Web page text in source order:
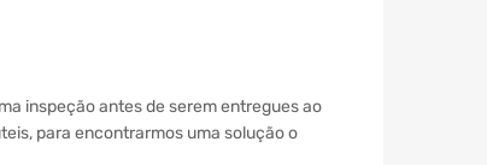
inspeção antes de serem entregues ao
para encontrarmos uma solução o